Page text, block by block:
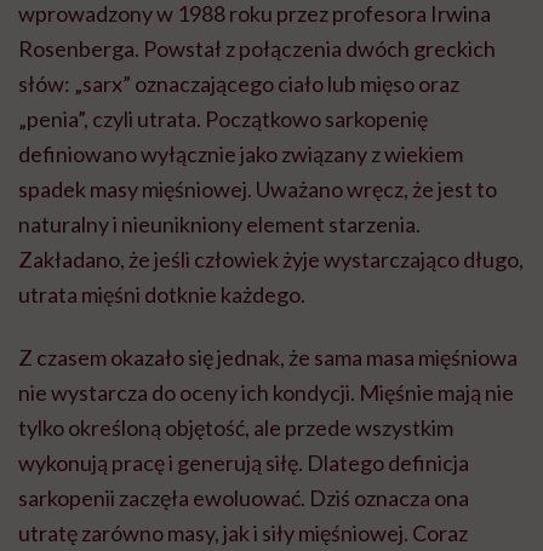
wprowadzony w 1988 roku przez profesora Irwina
Rosenberga. Powstał z połączenia dwóch greckich
słów: „sarx” oznaczającego ciało lub mięso oraz
„penia”, czyli utrata. Początkowo sarkopenię
definiowano wyłącznie jako związany z wiekiem
spadek masy mięśniowej. Uważano wręcz, że jest to
naturalny i nieunikniony element starzenia.
Zakładano, że jeśli człowiek żyje wystarczająco długo,
utrata mięśni dotknie każdego.
Z czasem okazało się jednak, że sama masa mięśniowa
nie wystarcza do oceny ich kondycji. Mięśnie mają nie
tylko określoną objętość, ale przede wszystkim
wykonują pracę i generują siłę. Dlatego definicja
sarkopenii zaczęła ewoluować. Dziś oznacza ona
utratę zarówno masy, jak i siły mięśniowej. Coraz